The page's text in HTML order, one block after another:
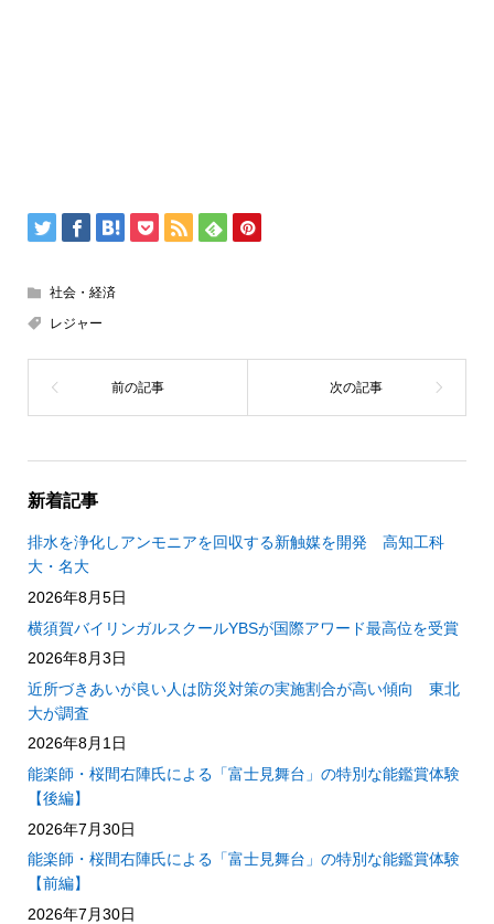
社会・経済
レジャー
新着記事
排水を浄化しアンモニアを回収する新触媒を開発 高知工科
大・名大
2026年8月5日
横須賀バイリンガルスクールYBSが国際アワード最高位を受賞
2026年8月3日
近所づきあいが良い人は防災対策の実施割合が高い傾向 東北
大が調査
2026年8月1日
能楽師・桜間右陣氏による「富士見舞台」の特別な能鑑賞体験
【後編】
2026年7月30日
能楽師・桜間右陣氏による「富士見舞台」の特別な能鑑賞体験
【前編】
2026年7月30日